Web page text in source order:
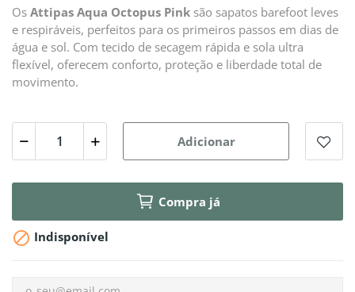
Os Attipas Aqua Octopus Pink são sapatos barefoot leves
e respiráveis, perfeitos para os primeiros passos em dias de
água e sol. Com tecido de secagem rápida e sola ultra
flexível, oferecem conforto, proteção e liberdade total de
movimento.
Adicionar
Compra já
 Indisponível